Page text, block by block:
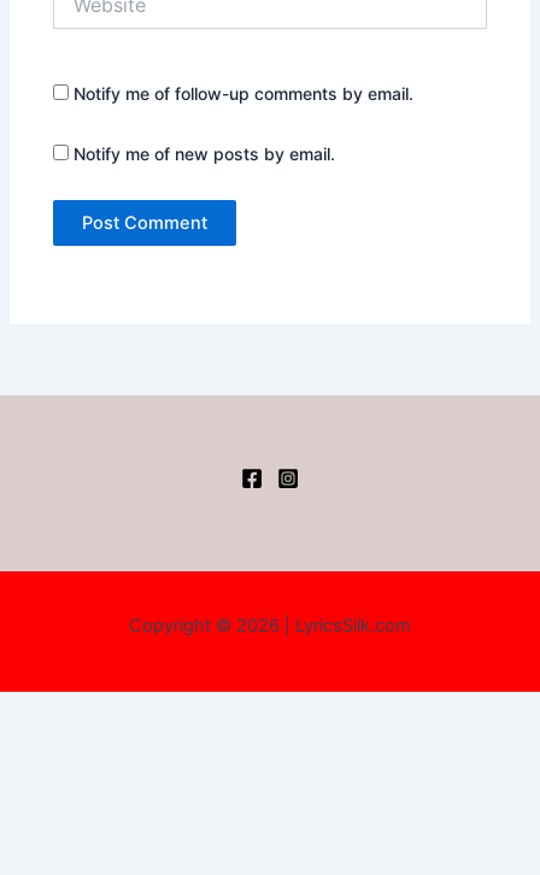
Notify me of follow-up comments by email.
Notify me of new posts by email.
Copyright © 2026 | LyricsSilk.com